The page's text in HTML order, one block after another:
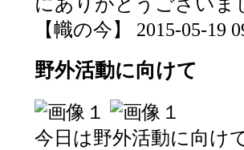
【幟の今】 2015-05-19
野外活動に向けて
今日は野外活動に向け